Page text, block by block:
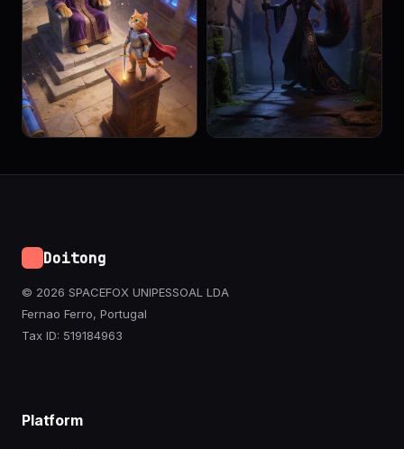
Doitong
© 2026 SPACEFOX UNIPESSOAL LDA
Fernao Ferro, Portugal
Tax ID: 519184963
Platform